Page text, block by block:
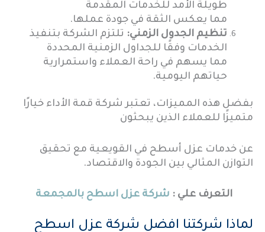
طويلة الأمد للخدمات المقدمة
مما يعكس الثقة في جودة عملها.
تنظيم الجدول الزمني: تلتزم الشركة بتنفيذ
الخدمات وفقًا للجداول الزمنية المحددة
مما يسهم في راحة العملاء واستمرارية
حياتهم اليومية.
بفضل هذه المميزات، تعتبر شركة قمة الأداء خيارًا
متميزًا للعملاء الذين يبحثون
عن خدمات عزل أسطح في القويعية مع تحقيق
التوازن المثالي بين الجودة والاقتصاد.
التعرف علي : شركة عزل اسطح بالمجمعة
لماذا شركتنا افضل شركة عزل اسطح